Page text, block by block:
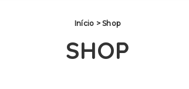
Início > Shop
SHOP